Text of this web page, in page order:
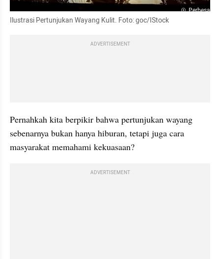
Perbesar
Ilustrasi Pertunjukan Wayang Kulit. Foto: goc/IStock
ADVERTISEMENT
Pernahkah kita berpikir bahwa pertunjukan wayang
sebenarnya bukan hanya hiburan, tetapi juga cara
masyarakat memahami kekuasaan?
ADVERTISEMENT